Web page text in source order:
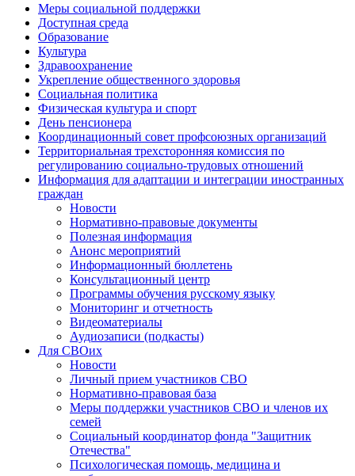
Меры социальной поддержки
Доступная среда
Образование
Культура
Здравоохранение
Укрепление общественного здоровья
Социальная политика
Физическая культура и спорт
День пенсионера
Координационный совет профсоюзных организаций
Территориальная трехсторонняя комиссия по
регулированию социально-трудовых отношений
Информация для адаптации и интеграции иностранных
граждан
Новости
Нормативно-правовые документы
Полезная информация
Анонс мероприятий
Информационный бюллетень
Консультационный центр
Программы обучения русскому языку
Мониторинг и отчетность
Видеоматериалы
Аудиозаписи (подкасты)
Для СВОих
Новости
Личный прием участников СВО
Нормативно-правовая база
Меры поддержки участников СВО и членов их
семей
Социальный координатор фонда "Защитник
Отечества"
Психологическая помощь, медицина и